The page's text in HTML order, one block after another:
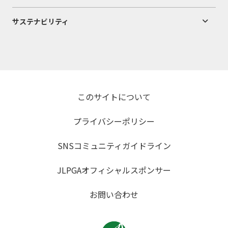
サステナビリティ
このサイトについて
プライバシーポリシー
SNSコミュニティガイドライン
JLPGAオフィシャルスポンサー
お問い合わせ